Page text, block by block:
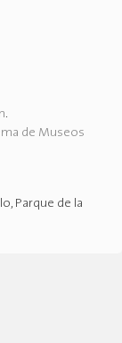
.
de Museos
Parque de la